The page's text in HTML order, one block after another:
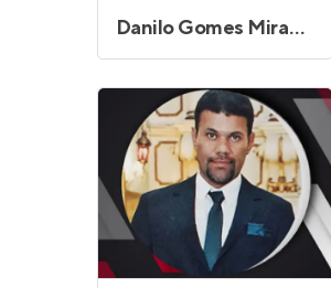
Danilo Gomes Miranda da Silva